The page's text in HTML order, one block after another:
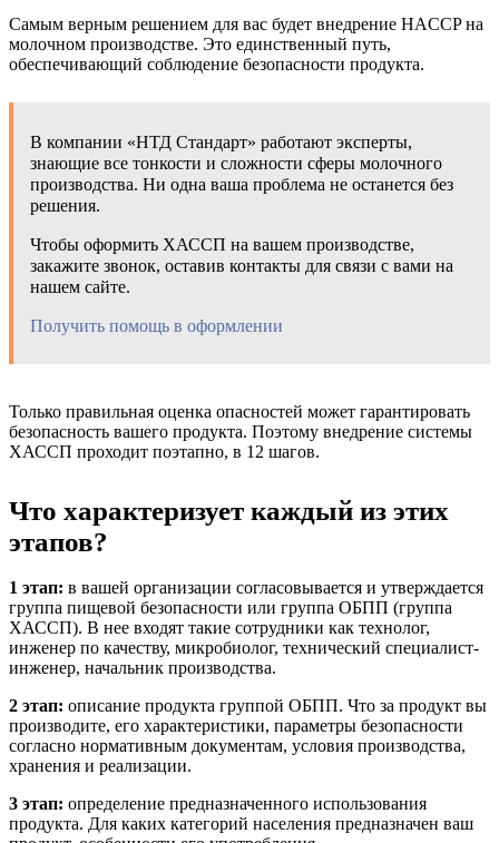
Самым верным решением для вас будет внедрение HACCP на
молочном производстве. Это единственный путь,
обеспечивающий соблюдение безопасности продукта.
В компании «НТД Стандарт» работают эксперты,
знающие все тонкости и сложности сферы молочного
производства. Ни одна ваша проблема не останется без
решения.
Чтобы оформить ХАССП на вашем производстве,
закажите звонок, оставив контакты для связи с вами на
нашем сайте.
Получить помощь в оформлении
Только правильная оценка опасностей может гарантировать
безопасность вашего продукта. Поэтому внедрение системы
ХАССП проходит поэтапно, в 12 шагов.
Что характеризует каждый из этих
этапов?
1 этап: в вашей организации согласовывается и утверждается
группа пищевой безопасности или группа ОБПП (группа
ХАССП). В нее входят такие сотрудники как технолог,
инженер по качеству, микробиолог, технический специалист-
инженер, начальник производства.
2 этап: описание продукта группой ОБПП. Что за продукт вы
производите, его характеристики, параметры безопасности
согласно нормативным документам, условия производства,
хранения и реализации.
3 этап: определение предназначенного использования
продукта. Для каких категорий населения предназначен ваш